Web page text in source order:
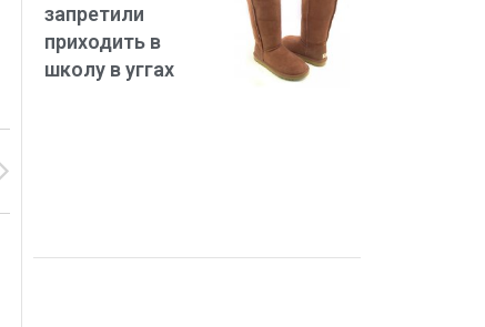
запретили
приходить в
школу в уггах